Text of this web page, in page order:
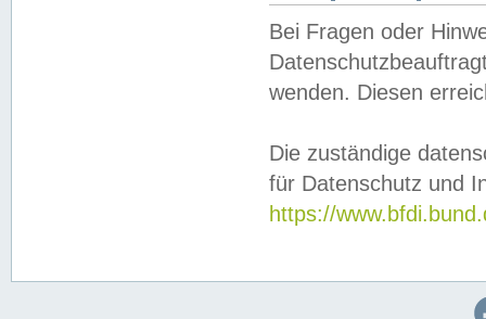
Bei Fragen oder
wenden. Diesen
Die zuständige
für Datenschutz und
https://